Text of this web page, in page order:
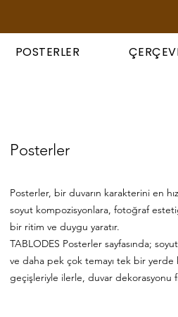
POSTERLER
Posterler
Posterler, bir duvarın karakterini en
soyut kompozisyonlara, fotoğraf
bir ritim ve duygu yaratır.
TABLODES Posterler sayfasında;
ve daha pek çok temayı tek bir yerde
geçişleriyle ilerle, duvar dekorasyonu